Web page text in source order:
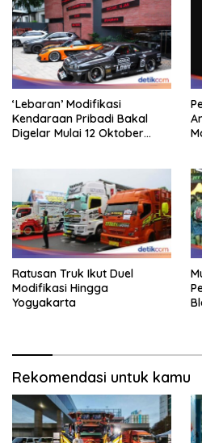
‘Lebaran’ Modifikasi
Kendaraan Pribadi Bakal
Digelar Mulai 12 Oktober
Ratusan Truk Ikut Duel
Modifikasi Hingga
Yogyakarta
Rekomendasi untuk kamu